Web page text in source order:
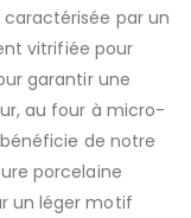
par un
vitrifiée pour
garantir une
au four à micro-
de notre
porcelaine
un léger motif